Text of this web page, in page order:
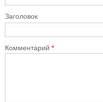
Заголовок
Комментарий *